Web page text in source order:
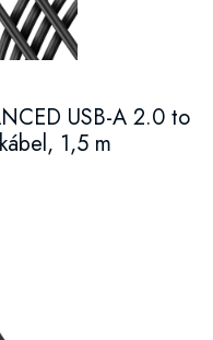
USB-A 2.0 to
1,5 m